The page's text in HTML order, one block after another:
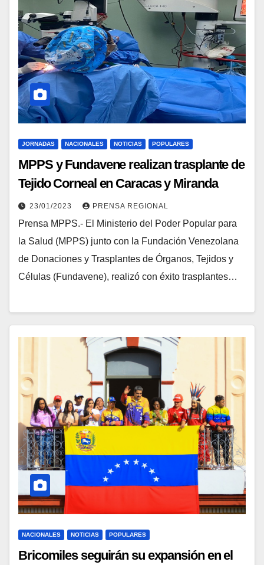
JORNADAS NACIONALES NOTICIAS POPULARES
MPPS y Fundavene realizan trasplante de
Tejido Corneal en Caracas y Miranda
23/01/2023 PRENSA REGIONAL
Prensa MPPS.- El Ministerio del Poder Popular para
la Salud (MPPS) junto con la Fundación Venezolana
de Donaciones y Trasplantes de Órganos, Tejidos y
Células (Fundavene), realizó con éxito trasplantes…
NACIONALES NOTICIAS POPULARES
Bricomiles seguirán su expansión en el